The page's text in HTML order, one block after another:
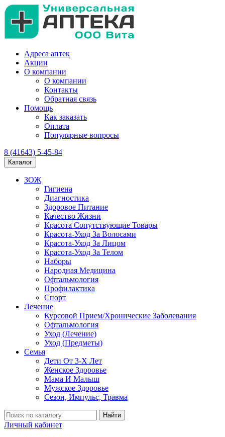
Адреса аптек
Акции
О компании
О компании
Контакты
Обратная связь
Помощь
Как заказать
Оплата
Популярные вопросы
8 (41643) 5-45-84
Каталог
ЗОЖ
Гигиена
Диагностика
Здоровое Питание
Качество Жизни
Красота Сопутствующие Товары
Красота-Уход За Волосами
Красота-Уход За Лицом
Красота-Уход За Телом
Наборы
Народная Медицина
Офтальмология
Профилактика
Спорт
Лечение
Курсовой Прием/Хронические Заболевания
Офтальмология
Уход (Лечение)
Уход (Предметы)
Семья
Дети От 3-Х Лет
Женское Здоровье
Мама И Малыш
Мужское Здоровье
Сезон, Импульс, Травма
Найти
Личный кабинет